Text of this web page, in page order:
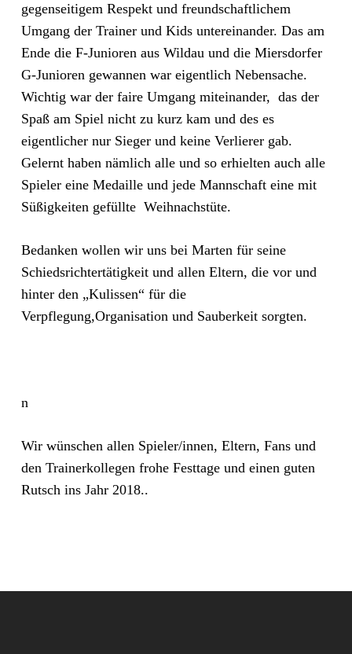
gegenseitigem Respekt und freundschaftlichem
Umgang der Trainer und Kids untereinander. Das am
Ende die F-Junioren aus Wildau und die Miersdorfer
G-Junioren gewannen war eigentlich Nebensache.
Wichtig war der faire Umgang miteinander, das der
Spaß am Spiel nicht zu kurz kam und des es
eigentlicher nur Sieger und keine Verlierer gab.
Gelernt haben nämlich alle und so erhielten auch alle
Spieler eine Medaille und jede Mannschaft eine mit
Süßigkeiten gefüllte Weihnachstüte.
Bedanken wollen wir uns bei Marten für seine
Schiedsrichtertätigkeit und allen Eltern, die vor und
hinter den „Kulissen“ für die
Verpflegung,Organisation und Sauberkeit sorgten.
n
Wir wünschen allen Spieler/innen, Eltern, Fans und
den Trainerkollegen frohe Festtage und einen guten
Rutsch ins Jahr 2018..